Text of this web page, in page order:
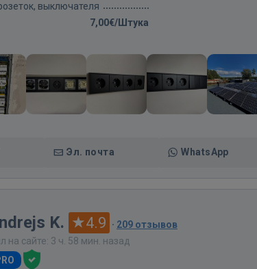
выключателя
7,00€/Штука
Эл. почта WhatsApp
K. 4.9 · 209 отзывов
на сайте: 3 ч. 58 мин. назад